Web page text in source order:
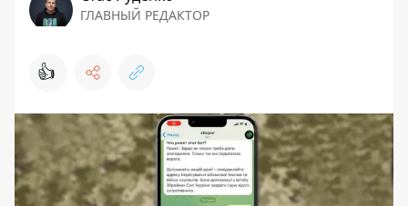
ГЛАВНЫЙ РЕДАКТОР
👍